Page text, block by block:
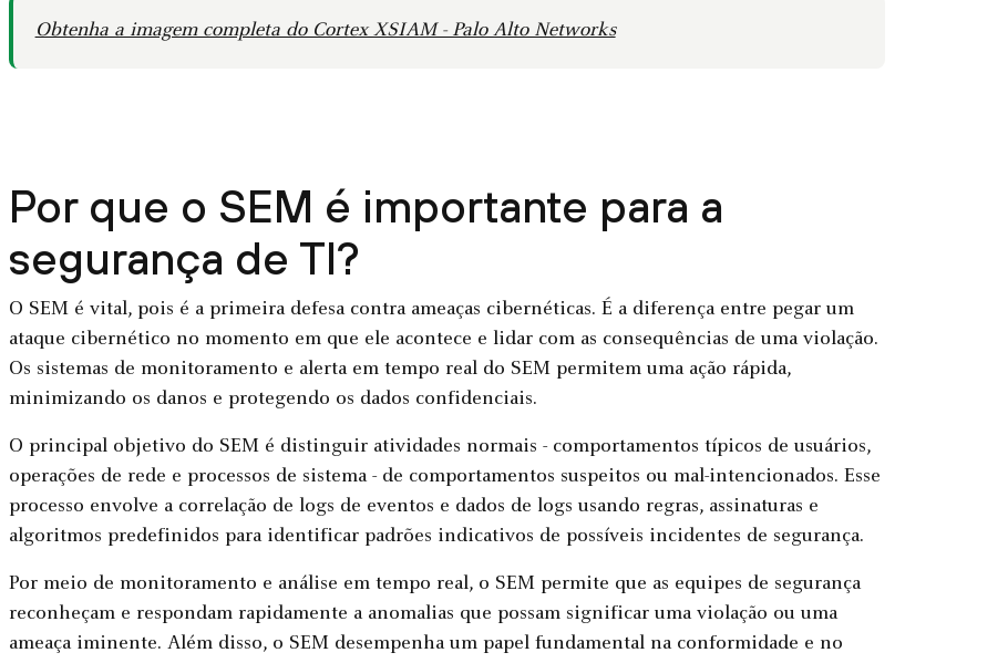
Obtenha a imagem completa do Cortex XSIAM - Palo Alto Networks
Por que o SEM é importante para a
segurança de TI?
O SEM é vital, pois é a primeira defesa contra ameaças cibernéticas. É a diferença entre pegar um
ataque cibernético no momento em que ele acontece e lidar com as consequências de uma violação.
Os sistemas de monitoramento e alerta em tempo real do SEM permitem uma ação rápida,
minimizando os danos e protegendo os dados confidenciais.
O principal objetivo do SEM é distinguir atividades normais - comportamentos típicos de usuários,
operações de rede e processos de sistema - de comportamentos suspeitos ou mal-intencionados. Esse
processo envolve a correlação de logs de eventos e dados de logs usando regras, assinaturas e
algoritmos predefinidos para identificar padrões indicativos de possíveis incidentes de segurança.
Por meio de monitoramento e análise em tempo real, o SEM permite que as equipes de segurança
reconheçam e respondam rapidamente a anomalias que possam significar uma violação ou uma
ameaça iminente. Além disso, o SEM desempenha um papel fundamental na conformidade e no